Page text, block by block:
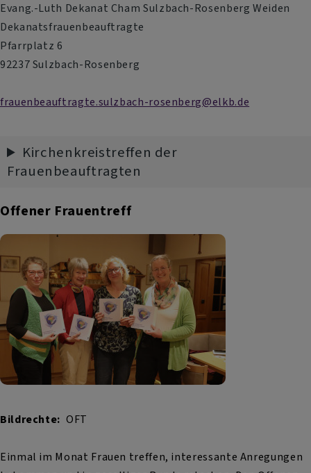
Evang.-Luth Dekanat Cham Sulzbach-Rosenberg Weiden
Dekanatsfrauenbeauftragte
Pfarrplatz 6
92237 Sulzbach-Rosenberg
frauenbeauftragte.sulzbach-rosenberg@elkb.de
Kirchenkreistreffen der
Frauenbeauftragten
Offener Frauentreff
Bildrechte OFT
Einmal im Monat Frauen treffen, interessante Anregungen